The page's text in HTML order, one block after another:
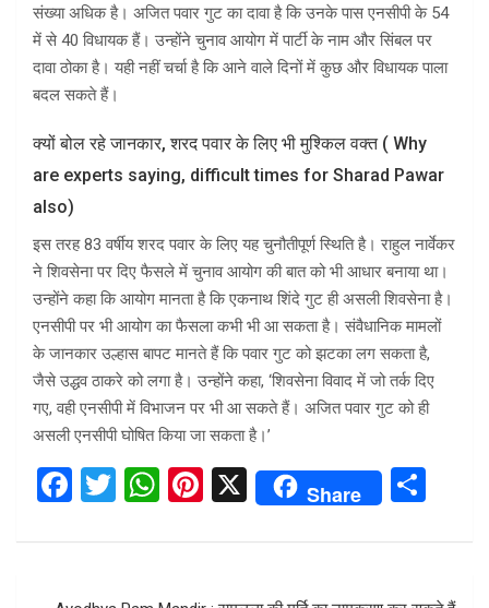
संख्या अधिक है। अजित पवार गुट का दावा है कि उनके पास एनसीपी के 54
में से 40 विधायक हैं। उन्होंने चुनाव आयोग में पार्टी के नाम और सिंबल पर
दावा ठोका है। यही नहीं चर्चा है कि आने वाले दिनों में कुछ और विधायक पाला
बदल सकते हैं।
क्यों बोल रहे जानकार, शरद पवार के लिए भी मुश्किल वक्त ( Why
are experts saying, difficult times for Sharad Pawar
also)
इस तरह 83 वर्षीय शरद पवार के लिए यह चुनौतीपूर्ण स्थिति है। राहुल नार्वेकर
ने शिवसेना पर दिए फैसले में चुनाव आयोग की बात को भी आधार बनाया था।
उन्होंने कहा कि आयोग मानता है कि एकनाथ शिंदे गुट ही असली शिवसेना है।
एनसीपी पर भी आयोग का फैसला कभी भी आ सकता है। संवैधानिक मामलों
के जानकार उल्हास बापट मानते हैं कि पवार गुट को झटका लग सकता है,
जैसे उद्धव ठाकरे को लगा है। उन्होंने कहा, ‘शिवसेना विवाद में जो तर्क दिए
गए, वही एनसीपी में विभाजन पर भी आ सकते हैं। अजित पवार गुट को ही
असली एनसीपी घोषित किया जा सकता है।’
F
ce
T
tt
W
at
Pi
er
X Share
ar
e